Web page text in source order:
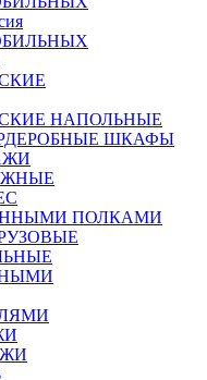
НАПОЛЬНЫЕ
ШКАФЫ
ПОЛКАМИ